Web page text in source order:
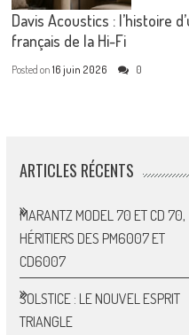
Davis Acoustics : l’histoire
français de la Hi-Fi
Posted on16 juin 2026 0
ARTICLES RÉCENTS
MARANTZ MODEL 70 ET CD 70,
HÉRITIERS DES PM6007 ET
CD6007
SOLSTICE : LE NOUVEL ESPRIT
TRIANGLE